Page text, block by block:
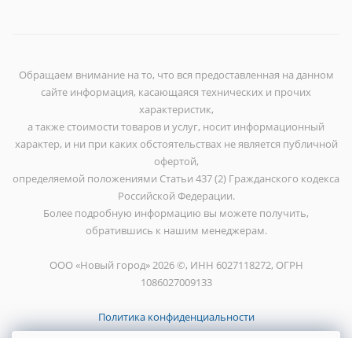
Обращаем внимание на то, что вся предоставленная на данном
сайте информация, касающаяся технических и прочих
характеристик,
а также стоимости товаров и услуг, носит информационный
характер, и ни при каких обстоятельствах не является публичной
офертой,
определяемой положениями Статьи 437 (2) Гражданского кодекса
Российской Федерации.
Более подробную информацию вы можете получить,
обратившись к нашим менеджерам.
ООО «Новый город» 2026 ©, ИНН 6027118272, ОГРН
1086027009133
Политика конфиденциальности